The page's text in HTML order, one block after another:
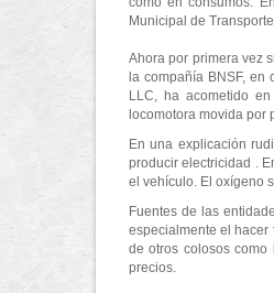
Municipal de
Ahora por primera vez
la compañía BNSF,
LLC, ha acometido
locomotora movida por
En una explicación
producir electricidad .
el vehículo. El oxígeno
Fuentes de las
especialmente el hacer
de otros colosos como
precios.